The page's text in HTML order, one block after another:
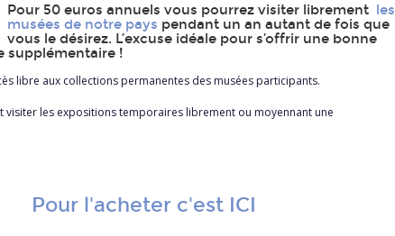
Pour 50 euros annuels vous pourrez visiter librement les
musées de notre pays pendant un an autant de fois que
vous le désirez. L’excuse idéale pour s’offrir une bonne
supplémentaire !
libre aux collections permanentes des musées participants.
visiter les expositions temporaires librement ou moyennant une
Pour l'acheter c'est ICI